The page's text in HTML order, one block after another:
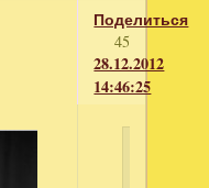
Поделиться
45
28.12.2012
14:46:25